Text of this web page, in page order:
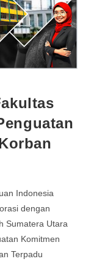
Indonesia
dengan
Sumatera Utara
Komitmen
Terpadu